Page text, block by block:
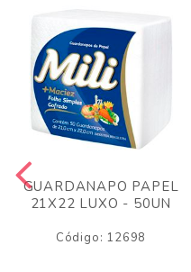
GUARDANAPO PAPEL
21X22 LUXO - 50UN
Código: 12698